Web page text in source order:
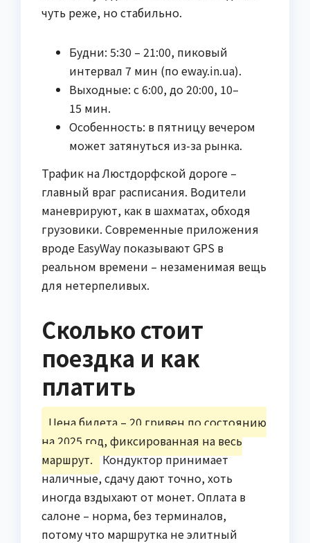
чуть реже, но стабильно.
Будни: 5:30 – 21:00, пиковый
интервал 7 мин (по eway.in.ua).
Выходные: с 6:00, до 20:00, 10–
15 мин.
Особенность: в пятницу вечером
может затянуться из-за рынка.
Трафик на Люстдорфской дороге –
главный враг расписания. Водители
маневрируют, как в шахматах, обходя
грузовики. Современные приложения
вроде EasyWay показывают GPS в
реальном времени – незаменимая вещь
для нетерпеливых.
Сколько стоит
поездка и как
платить
Цена билета – 20 гривен по состоянию
на 2025 год, фиксированная на весь
маршрут. Кондуктор принимает
наличные, сдачу дают точно, хоть
иногда вздыхают от монет. Оплата в
салоне – норма, без терминалов,
потому что маршрутка не элитный